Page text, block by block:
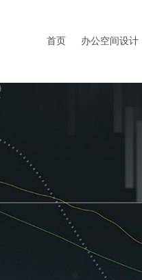
首页 办公空间设计